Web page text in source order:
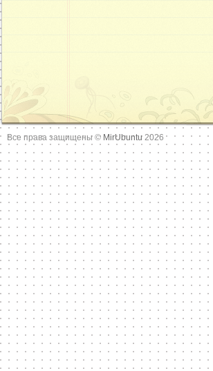
Все права защищены © MirUbuntu 2026